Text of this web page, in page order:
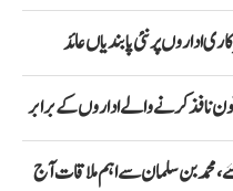
اداروں پر نئی پابندیاں عائد
نافذ کرنے والے اداروں کے برابر
محمد بن سلمان سے اہم ملاقات آج